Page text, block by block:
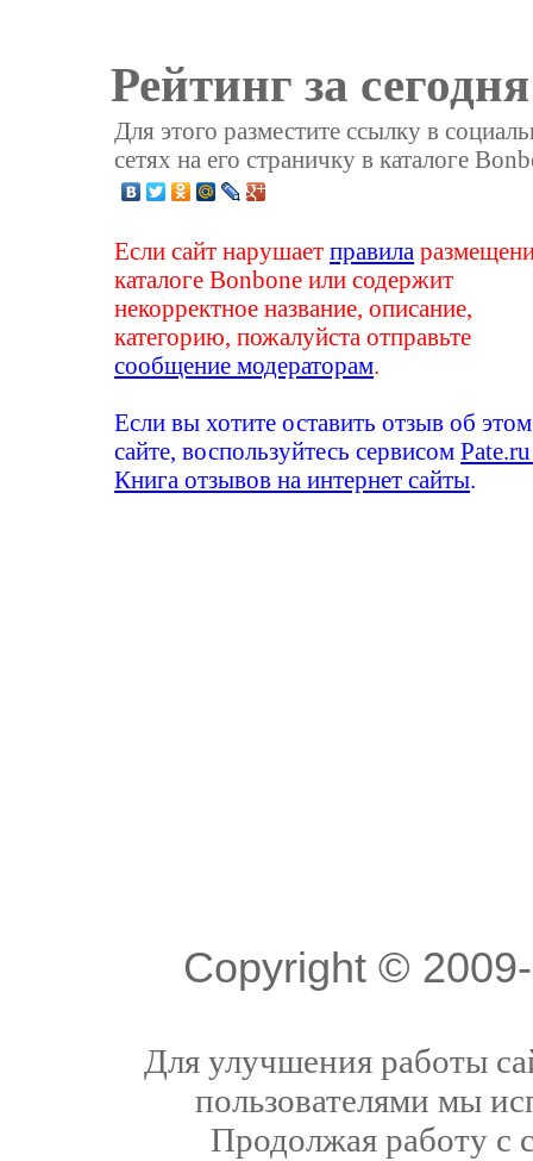
Рейтинг за
Для этого разместите ссылку в
сетях на его страничку в каталоге
Если сайт нарушаетправила
каталоге Bonbone или содержит
некорректное название, описание,
категорию, пожалуйста отправьте
сообщение модераторам
Если вы хотите оставить отзыв об этом
сайте, воспользуйтесь сервисом
Книга отзывов на интернет сайты
Copyright ©
Для улучшения работы
пользователями мы
Продолжая работу с